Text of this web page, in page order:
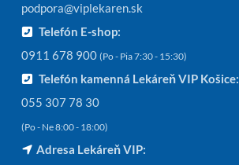
podpora@viplekaren.sk
Telefón E-shop:
0911 678 900 (Po - Pia 7:30 - 15:30)
Telefón kamenná Lekáreň VIP Košice:
055 307 78 30
(Po - Ne 8:00 - 18:00)
Adresa Lekáreň VIP: